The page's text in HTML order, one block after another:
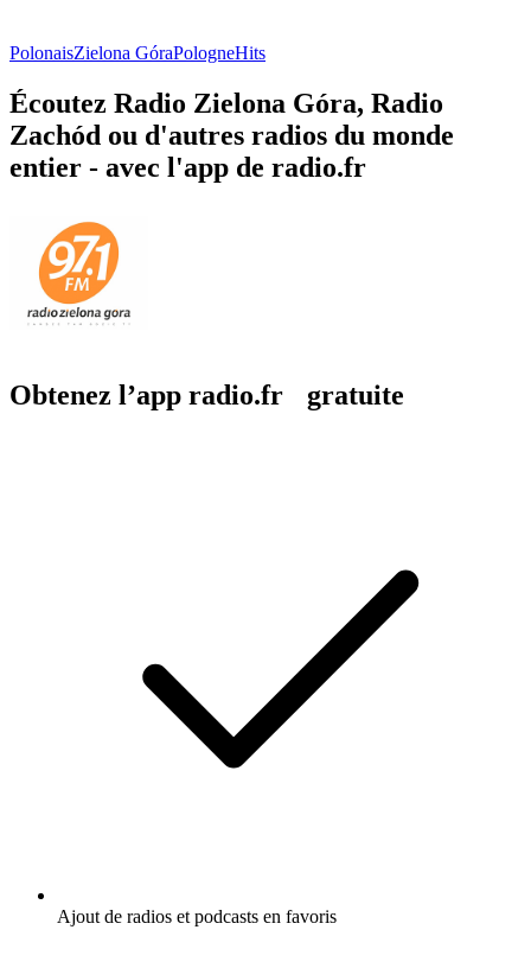
PolonaisZielona GóraPologneHits
Écoutez Radio Zielona Góra, Radio
Zachód ou d'autres radios du monde
entier - avec l'app de radio.fr
Obtenez l’app radio.fr gratuite
Ajout de radios et podcasts en favoris